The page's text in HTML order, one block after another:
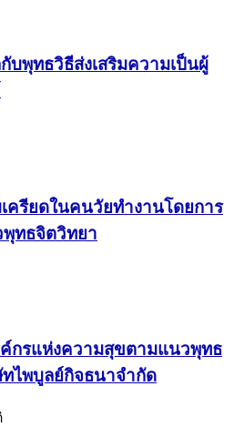
บพุทธวิธีส่งเสริมความเป็นผู้
ครียดในคนวัยทำงานโดยการ
ทธจิตวิทยา
ค์กรแห่งความสุขตามแนวพุทธ
ไพบูลย์กิจธนาจำกัด